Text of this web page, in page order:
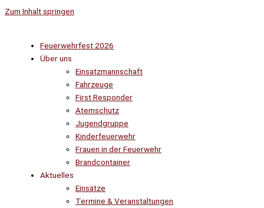
Zum Inhalt springen
Feuerwehrfest 2026
Über uns
Einsatzmannschaft
Fahrzeuge
First Responder
Atemschutz
Jugendgruppe
Kinderfeuerwehr
Frauen in der Feuerwehr
Brandcontainer
Aktuelles
Einsätze
Termine & Veranstaltungen